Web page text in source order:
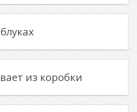
из коробки